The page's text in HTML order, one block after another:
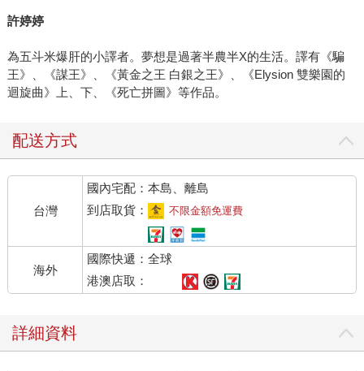
許婷婷
為五斗米爆肝的小譯者。夢想是過著半農半X的生活。譯有《騙
王》、《謀王》、《黃金之王 白銀之王》、《Elysion 雙樂園的
迴旋曲》上、下、《死亡拼圖》等作品。
配送方式
台灣
國內宅配：本島、離島
到店取貨：
不限金額免運費
海外
國際快遞：全球
港澳店取：
詳細資料